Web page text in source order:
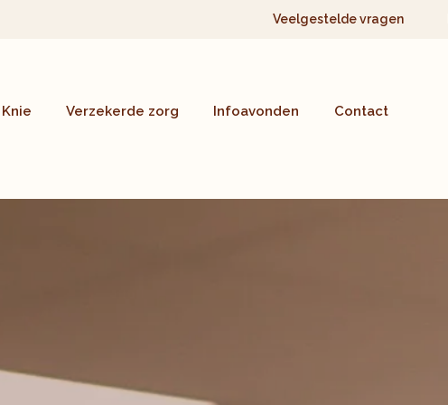
Veelgestelde vragen
Knie Verzekerde zorg Infoavonden Contact